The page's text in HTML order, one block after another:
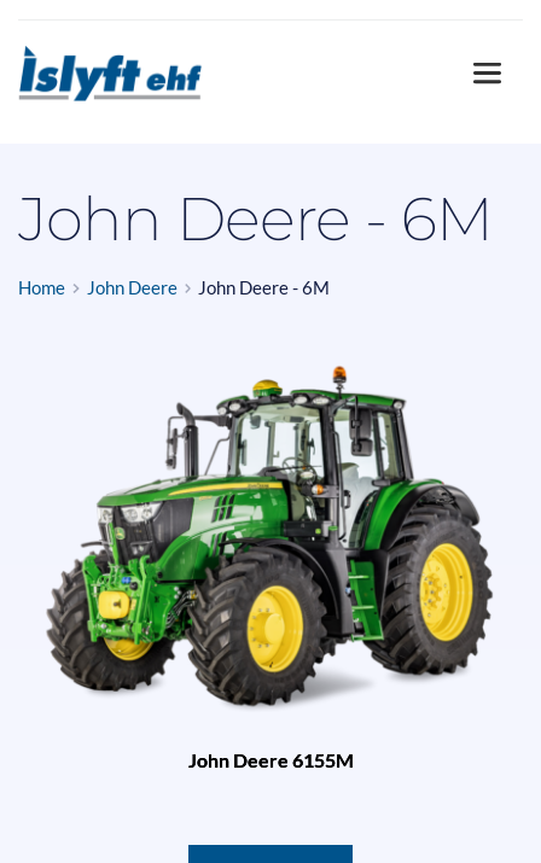
John Deere - 6M
Home John Deere John Deere - 6M
John Deere 6155M